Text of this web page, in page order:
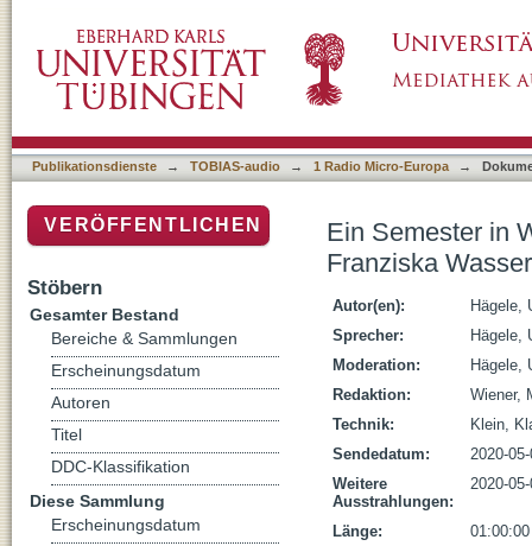
Publikationsdienste → TOBIAS-audio → 1 Radio Micro-Europa →
Ein Semester in
Franziska
Autor(en):
Hägele,
Sprecher:
Hägele,
Moderation:
Hägele,
Redaktion:
Wiener,
Technik:
Klein,
Sendedatum:
2020-
Weitere
Ausstrahlungen:
2020-
Länge:
01:00:00
VERÖFFENTLICHEN
Stöbern
Gesamter Bestand
Bereiche & Sammlungen
Erscheinungsdatum
Autoren
Titel
DDC-Klassifikation
Diese Sammlung
Erscheinungsdatum